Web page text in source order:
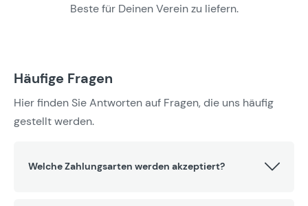
Beste für Deinen Verein zu liefern.
Häufige Fragen
Hier finden Sie Antworten auf Fragen, die uns häufig
gestellt werden.
Welche Zahlungsarten werden akzeptiert?